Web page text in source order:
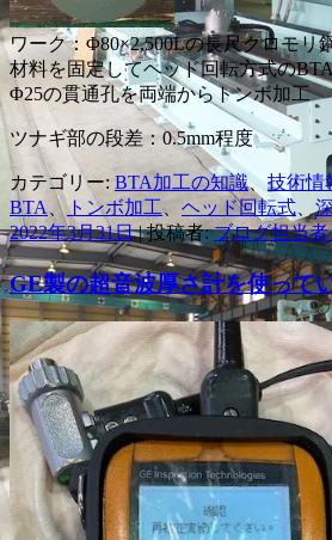
ワーク：Φ80×2,500Lの長尺クロモリ
材料を固定してヘッド回転方式の
Φ25の貫通孔を両端からトンボ加工
ツナギ部の段差：0.5mm程度
カテゴリー: BTA加工の知識、技術情
BTA、トンボ加工、 ヘッド回転式 、
2022年3月31日|投稿者:ブログ担当
GE製の超音波厚さ計を使って